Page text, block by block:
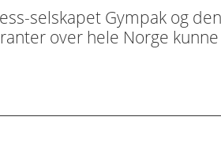
selskapet Gympak og
over hele Norge